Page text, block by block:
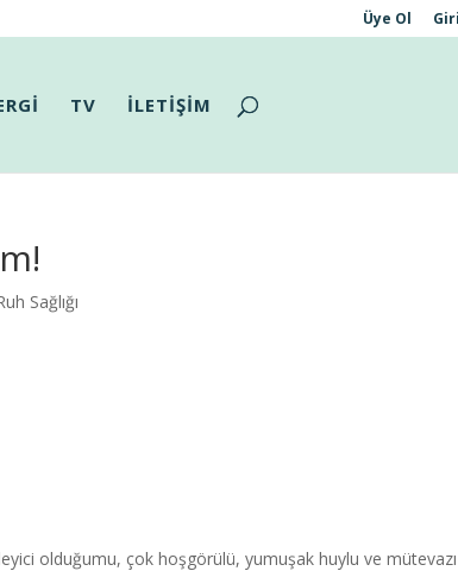
Üye Ol
TV İLETİŞİM
Sağlığı
olduğumu, çok hoşgörülü, yumuşak huylu ve